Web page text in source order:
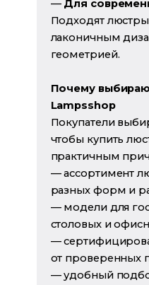
— Для
Подходят
лаконичным
геометрией.
Почему
Lampsshop
Покупатели
чтобы купить
практичным
— ассортимент
разных форм и
— модели для
столовых и
—
от проверенных
— удобный